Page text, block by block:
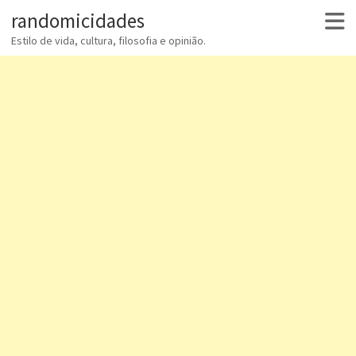
randomicidades
Estilo de vida, cultura, filosofia e opinião.